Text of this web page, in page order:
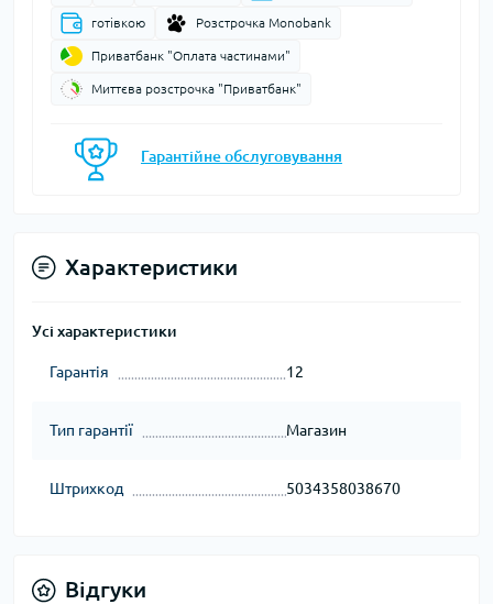
готівкою Розстрочка Monobank
Приватбанк "Оплата частинами"
Миттєва розстрочка "Приватбанк"
Гарантійне обслуговування
Характеристики
Усі характеристики
Гарантія 12
Тип гарантії Магазин
Штрихкод 5034358038670
Відгуки